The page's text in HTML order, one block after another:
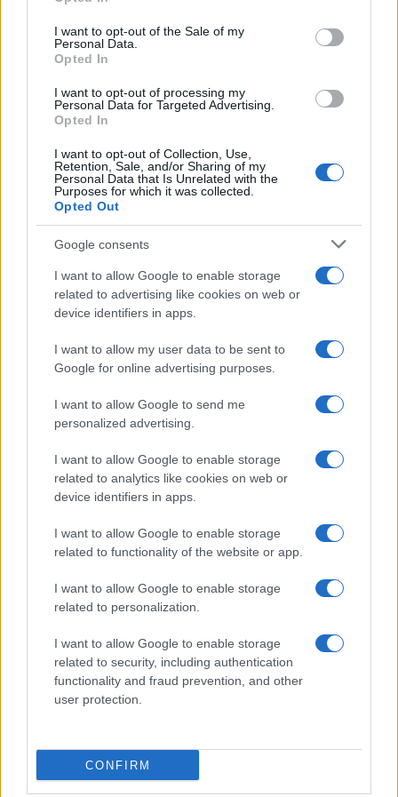
I want to opt-out of the Sale of my
Personal Data.
Opted In
I want to opt-out of processing my
Personal Data for Targeted Advertising.
Opted In
I want to opt-out of Collection, Use,
Retention, Sale, and/or Sharing of my
Personal Data that Is Unrelated with the
Purposes for which it was collected.
Opted Out
Google consents
I want to allow Google to enable storage
related to advertising like cookies on web or
device identifiers in apps.
I want to allow my user data to be sent to
Google for online advertising purposes.
I want to allow Google to send me
personalized advertising.
I want to allow Google to enable storage
related to analytics like cookies on web or
device identifiers in apps.
I want to allow Google to enable storage
related to functionality of the website or app.
I want to allow Google to enable storage
related to personalization.
I want to allow Google to enable storage
related to security, including authentication
functionality and fraud prevention, and other
user protection.
CONFIRM